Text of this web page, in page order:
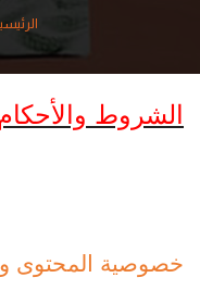
الشروط
خصوصية المحتوى